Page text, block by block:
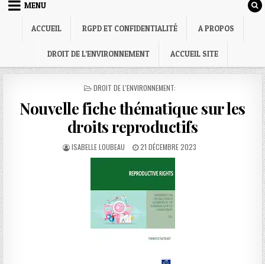
MENU
ACCUEIL RGPD ET CONFIDENTIALITÉ A PROPOS
DROIT DE L’ENVIRONNEMENT ACCUEIL SITE
POSTED
DROIT DE L'ENVIRONNEMENT:
Nouvelle fiche thématique sur les
droits reproductifs
AUTHOR:
ISABELLE LOUBEAU
PUBLISHED
DATE:
21 DÉCEMBRE 2023